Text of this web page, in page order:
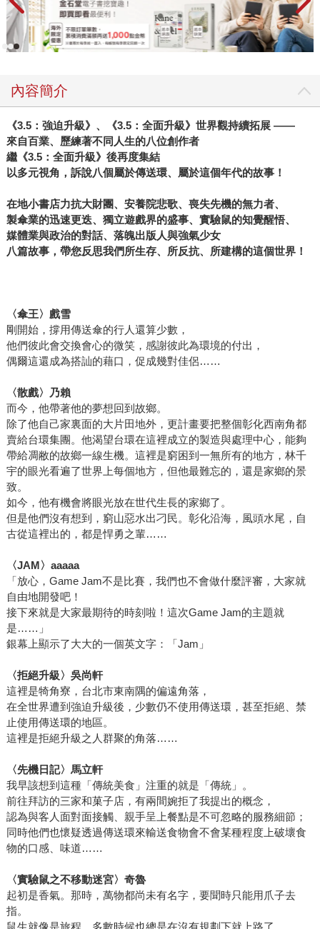
內容簡介
《3.5：強迫升級》、《3.5：全面升級》世界觀持續拓展 ――
來自百業、歷練著不同人生的八位創作者
繼《3.5：全面升級》後再度集結
以多元視角，訴說八個屬於傳送環、屬於這個年代的故事！
在地小書店力抗大財團、安養院悲歌、喪失先機的無力者、
製傘業的迅速更迭、獨立遊戲界的盛事、實驗鼠的知覺醒悟、
媒體業與政治的對話、落魄出版人與強氣少女
八篇故事，帶您反思我們所生存、所反抗、所建構的這個世界！
〈傘王〉戲雪
剛開始，撐用傳送傘的行人還算少數，
他們彼此會交換會心的微笑，感謝彼此為環境的付出，
偶爾這還成為搭訕的藉口，促成幾對佳侶……
〈散戲〉乃賴
而今，他帶著他的夢想回到故鄉。
除了他自己家裏面的大片田地外，更計畫要把整個彰化西南角都
賣給台環集團。他渴望台環在這裡成立的製造與處理中心，能夠
帶給凋敝的故鄉一線生機。這裡是窮困到一無所有的地方，林千
宇的眼光看遍了世界上每個地方，但他最難忘的，還是家鄉的景
致。
如今，他有機會將眼光放在世代生長的家鄉了。
但是他們沒有想到，窮山惡水出刁民。彰化沿海，風頭水尾，自
古從這裡出的，都是悍勇之輩……
〈JAM〉 aaaaa
「放心，Game Jam不是比賽，我們也不會做什麼評審，大家就
自由地開發吧！
接下來就是大家最期待的時刻啦！這次Game Jam的主題就
是……」
銀幕上顯示了大大的一個英文字：「Jam」
〈拒絕升級〉吳尚軒
這裡是犄角寮，台北市東南隅的偏遠角落，
在全世界遭到強迫升級後，少數仍不使用傳送環，甚至拒絕、禁
止使用傳送環的地區。
這裡是拒絕升級之人群聚的角落……
〈先機日記〉馬立軒
我早該想到這種「傳統美食」注重的就是「傳統」。
前往拜訪的三家和菓子店，有兩間婉拒了我提出的概念，
認為與客人面對面接觸、親手呈上餐點是不可忽略的服務細節；
同時他們也懷疑透過傳送環來輸送食物會不會某種程度上破壞食
物的口感、味道……
〈實驗鼠之不移動迷宮〉奇魯
起初是香氣。那時，萬物都尚未有名字，要聞時只能用爪子去
指。
鼠生就像是旅程，多數時候也總是在沒有規劃下就上路了，